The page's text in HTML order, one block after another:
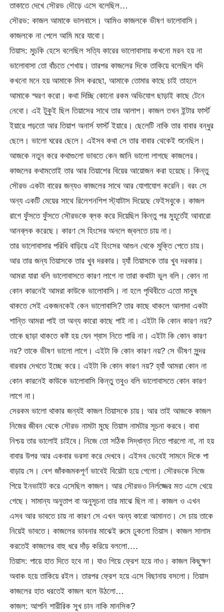
তাকাতে দেখে সৌরভ দৌড়ে এসে বলেছিল…
সৌরভ: কাজল আমাকে ভালবাসে। আমিও কাজলকে ভীষণ ভালোবাসি।
কাজলকে না পেলে আমি মরে যাবো।
তিয়াস: মুচকি হেসে বলেছিল সত্যি কারের ভালোবাসায় কখনো মরন হয় না
ভালোবাসা তো বাঁচতে শেখায়। তারপর কাজলের দিকে তাকিয়ে বলেছিল যদি
কখনো মনে হয় আমাকে মিস করছো, আমাকে তোমার কাছে চাই তাহলে
আমাকে স্মরণ করো। কথা দিচ্ছি কোনো রকম অভিযোগ ছাড়াই কাছে টেনে
নেবো। এই টুকুই ছিল তিয়াসের সাথে তার আলাপ। কাজল তখন ইন্টার ফার্স্ট
ইয়ারে পড়তো আর তিয়াশ অনার্স ফার্স্ট ইয়ারে। ছেলেটি নাকি তার বাবার বন্ধুর
ছেলে। ভালো ঘরের ছেলে। এইসব কথা সে তার বাবার থেকেই শুনেছিল।
আজকে নতুন করে কথাগুলো ভাবতে কেন জানি ভালো লাগছে কাজলের।
কাজলের কথামতোই তার আর তিয়াশের বিয়ের আয়োজন করা হয়েছে। কিন্তু
সৌরভ একটা বারের জন্যও কাজলের সাথে আর যোগাযোগ করেনি। বরং সে
অন্য একটি মেয়ের সাথে রিলেশনশিপ স্ট্যাটাস দিয়েছে ফেইসবুকে। কাজল
রাগে ফুঁসতে ফুঁসতে সৌরভকে ব্লক করে দিয়েছিল কিন্তু পর মুহূর্তেই আবারো
আনব্লক করেছে। কারণ সে হিংসের অনলে জ্বলতে চায় না।
তার ভালোবাসার পরিধি বাড়িয়ে এই হিংসের আগুন থেকে মুক্তি পেতে চায়।
আর তার জন্য তিয়াসকে তার খুব দরকার। হ্যাঁ তিয়াসকে তার খুব দরকার।
আমরা যারা বলি ভালোবাসতে কারণ লাগে না তারা কথাটা ভুল বলি। কোন না
কোন কারনেই আমরা কাউকে ভালোবাসি। না হলে পৃথিবীতে এতো মানুষ
থাকতে সেই একজনকেই কেন ভালোবাসি? তার কাছে থাকলে আলাদা একটা
শান্তি আমরা পাই তা অন্য কারো কাছে পাই না। এইটা কি কোন কারণ নয়?
তাকে ছাড়া থাকতে কষ্ট হয় যেন শ্বাস নিতে পারি না। এইটা কি কোন কারণ
নয়? তাকে ভীষণ ভালো লাগে। এইটা কি কোন কারণ নয়? সে ভীষণ সুন্দর
বারবার দেখতে ইচ্ছে করে। এইটা কি কোন কারণ নয়? হ্যাঁ আমরা কোন না
কোন কারনেই কাউকে ভালোবাসি কিন্তু তবুও বলি ভালোবাসতে কোন কারণ
লাগে না।
সেরকম ভালো থাকার জন্যই কাজল তিয়াসকে চায়। আর তাই আজকে কাজল
নিজের জীবন থেকে সৌরভ নামটা মুছে তিয়াস নামটার সূচনা করবে। বাবা
নিশ্চয় তার ভালোই চাইবে। নিজে তো সঠিক সিদ্ধান্ত নিতে পারলো না, না হয়
বাবার উপর আর একবার ভরসা করে দেখবে। এইসব ভেবেই সামনে দিকে পা
বাড়ায় সে। বেশ জাঁকজমকপূর্ণ ভাবেই বিয়েটা হয়ে গেলো। সৌরভকে নিজে
গিয়ে ইনভাইট করে এসেছিল কাজল। আর সৌরভও নির্লজ্জের মত এসে খেয়ে
গেছে। সামান্য অনুতাপ বা অনুসূচনা তার মাঝে ছিল না। কাজল ও এখন
এসব আর ভাবতে চায় না কারণ সে এখন অন্য কারো আমানত। সে চায় তাকে
নিয়েই ভাবতে। কাজলের ভাবনার মাঝেই রুমে ঢুকলো তিয়াস। কাজল সালাম
করতেই কাজলের বাহু ধরে দাঁড় করিয়ে বললো….
তিয়াস: পায়ে হাত দিতে হবে না। যাও গিয়ে ফ্রেশ হয়ে নাও। কাজল কিছুক্ষণ
অবাক হয়ে তাকিয়ে রইল। তারপর ফ্রেশ হয়ে এসে বিছানায় বসলো। তিয়াস
কাজলের হাত ধরতেই কাজল বলে উঠলো…
কাজল: আপনি শারীরিক সুখ চান নাকি মানসিক?